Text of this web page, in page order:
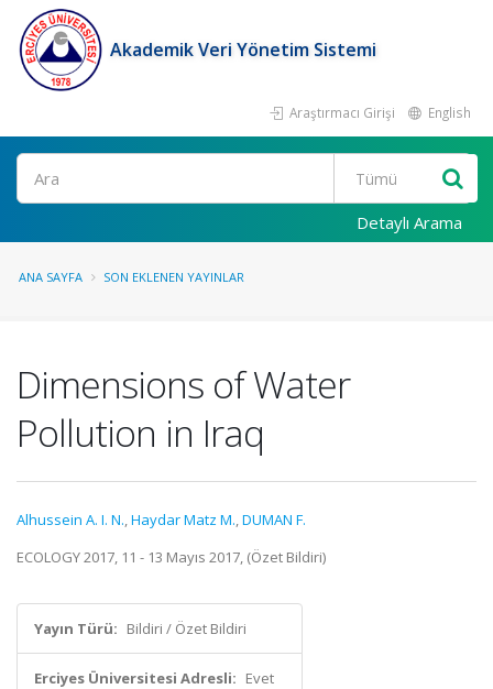
Akademik Veri Yönetim Sistemi
Araştırmacı Girişi English
Ara
Detaylı Arama
ANA SAYFA SON EKLENEN YAYINLAR
Dimensions of Water
Pollution in Iraq
Alhussein A. I. N.,Haydar Matz M.,DUMAN F.
ECOLOGY 2017, 11 - 13 Mayıs 2017, (Özet Bildiri)
Yayın Türü: Bildiri / Özet Bildiri
Erciyes Üniversitesi Adresli: Evet